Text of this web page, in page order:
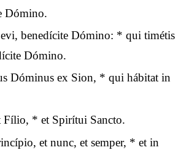
Dómino.
benedícite Dómino: * qui timétis
Dómino.
Dóminus ex Sion, * qui hábitat in
Fílio, * et Spirítui Sancto.
et nunc, et semper, * et in